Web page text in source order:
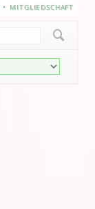
MITGLIEDSCHAFT